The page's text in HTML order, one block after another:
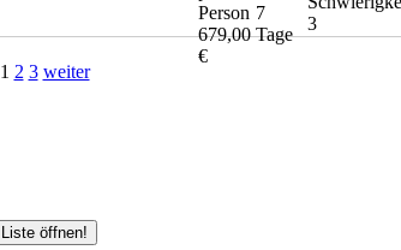
679,00
€
7
Tage
3
1 2 3 weiter
Liste öffnen!